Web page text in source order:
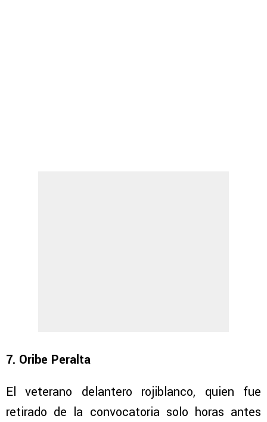
7. Oribe Peralta
El veterano delantero rojiblanco, quien fue
retirado de la convocatoria solo horas antes